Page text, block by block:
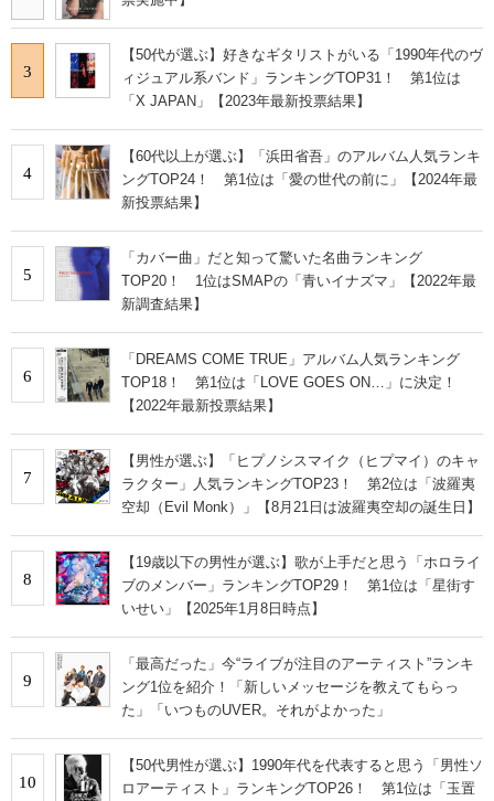
3
【50代が選ぶ】好きなギタリストがいる「1990年代のヴ
ィジュアル系バンド」ランキングTOP31！ 第1位は
「X JAPAN」【2023年最新投票結果】
4
【60代以上が選ぶ】「浜田省吾」のアルバム人気ランキ
ングTOP24！ 第1位は「愛の世代の前に」【2024年最
新投票結果】
5
「カバー曲」だと知って驚いた名曲ランキング
TOP20！ 1位はSMAPの「青いイナズマ」【2022年最
新調査結果】
6
「DREAMS COME TRUE」アルバム人気ランキング
TOP18！ 第1位は「LOVE GOES ON…」に決定！
【2022年最新投票結果】
7
【男性が選ぶ】「ヒプノシスマイク（ヒプマイ）のキャ
ラクター」人気ランキングTOP23！ 第2位は「波羅夷
空却（Evil Monk）」【8月21日は波羅夷空却の誕生日】
8
【19歳以下の男性が選ぶ】歌が上手だと思う「ホロライ
ブのメンバー」ランキングTOP29！ 第1位は「星街す
いせい」【2025年1月8日時点】
9
「最高だった」今“ライブが注目のアーティスト”ランキ
ング1位を紹介！「新しいメッセージを教えてもらっ
た」「いつものUVER。それがよかった」
10
【50代男性が選ぶ】1990年代を代表すると思う「男性ソ
ロアーティスト」ランキングTOP26！ 第1位は「玉置